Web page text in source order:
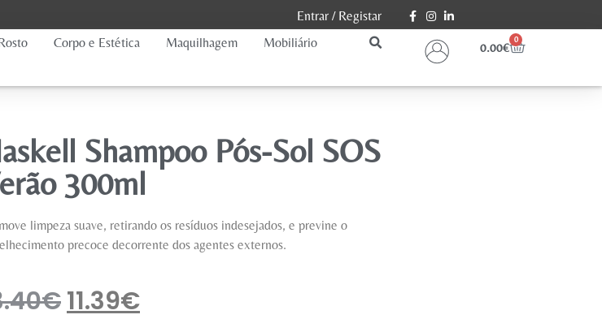
Entrar/ Registar
Corpo e Estética Maquilhagem Mobiliário 0.00€
0
Shampoo Pós-Sol SOS
300ml
limpeza suave, retirando os resíduos indesejados, e previne o
precoce decorrente dos agentes externos.
€11.39€